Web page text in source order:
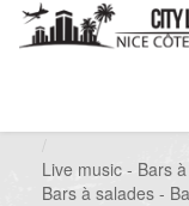
Live music - Bars
Bars à salades -